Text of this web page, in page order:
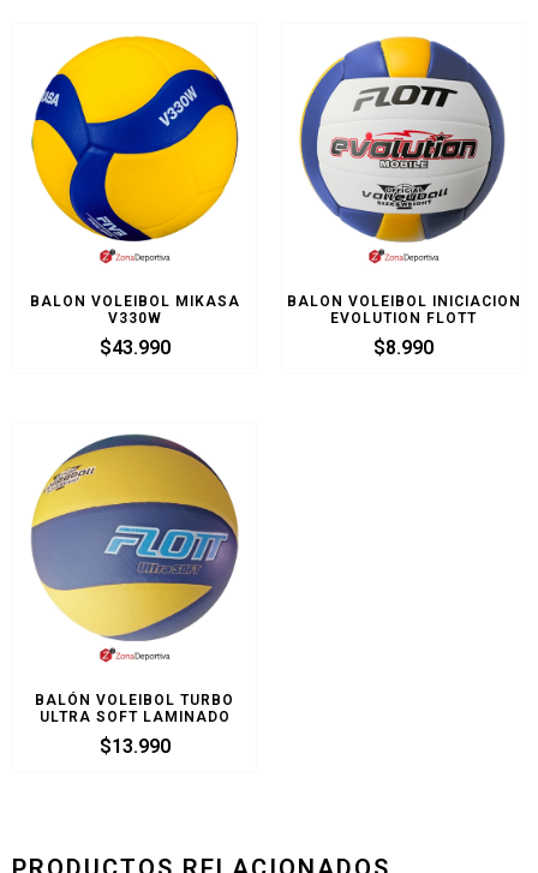
BALON VOLEIBOL MIKASA
V330W
$43.990
BALON VOLEIBOL INICIACION
EVOLUTION FLOTT
$8.990
BALÓN VOLEIBOL TURBO
ULTRA SOFT LAMINADO
$13.990